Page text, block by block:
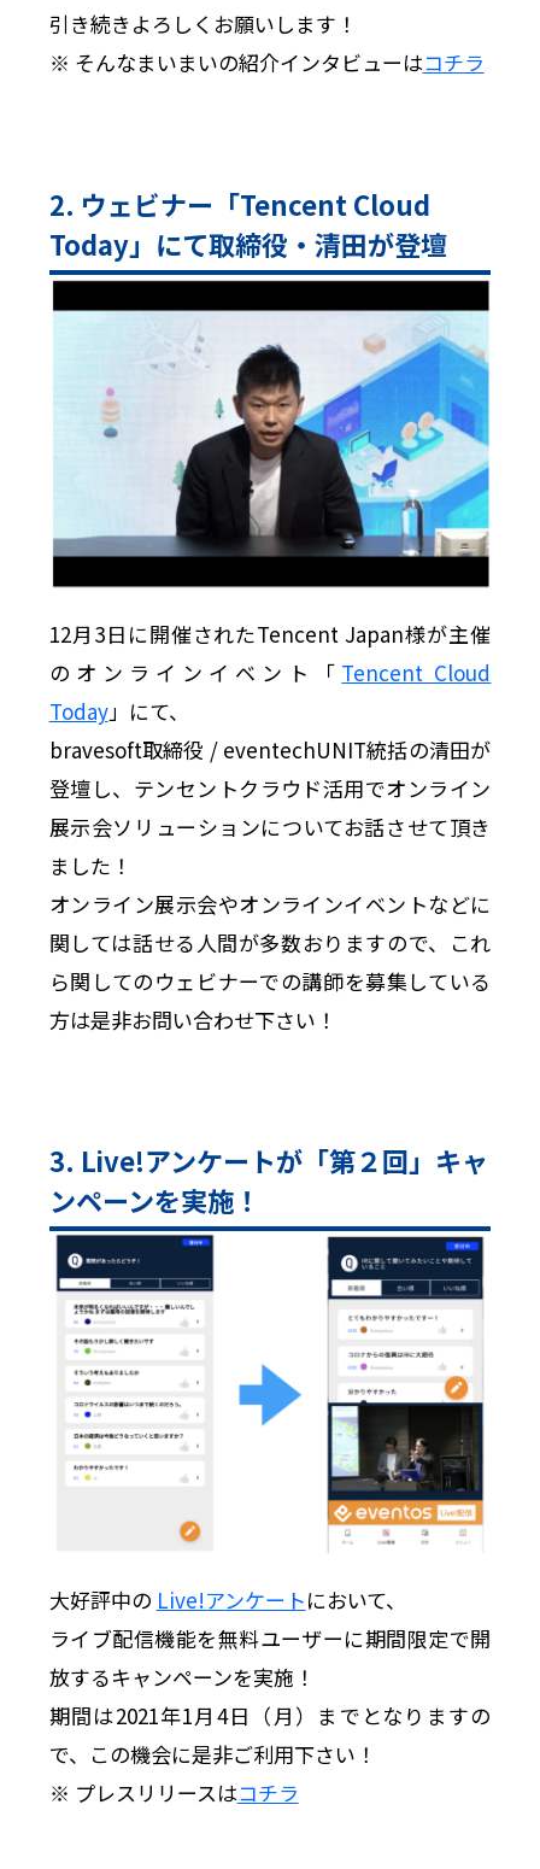
引き続きよろしくお願いします！
※ そんなまいまいの紹介インタビューはコチラ
2. ウェビナー「Tencent Cloud
Today」にて取締役・清田が登壇
12月3日に開催されたTencent Japan様が主催
のオンラインイベント「 Tencent Cloud
Today」にて、
bravesoft取締役 / eventechUNIT統括の清田が
登壇し、テンセントクラウド活用でオンライン
展示会ソリューションについてお話させて頂き
ました！
オンライン展示会やオンラインイベントなどに
関しては話せる人間が多数おりますので、これ
ら関してのウェビナーでの講師を募集している
方は是非お問い合わせ下さい！
3. Live!アンケートが「第２回」キャ
ンペーンを実施！
大好評中の Live!アンケートにおいて、
ライブ配信機能を無料ユーザーに期間限定で開
放するキャンペーンを実施！
期間は2021年1月4日（月）までとなりますの
で、この機会に是非ご利用下さい！
※ プレスリリースはコチラ